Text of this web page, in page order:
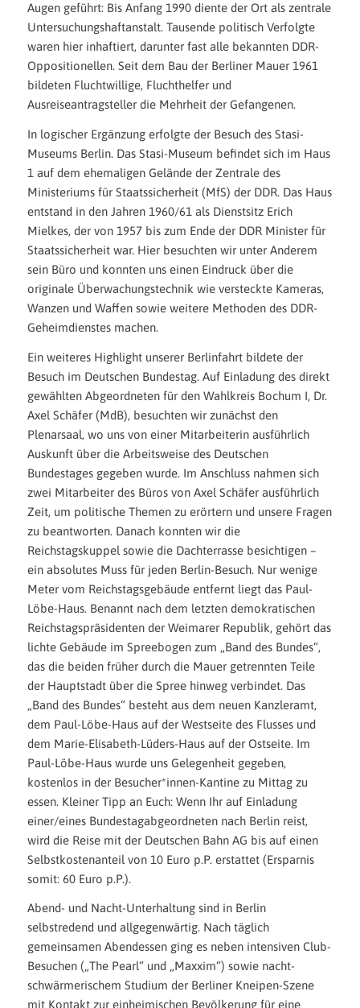
Augen geführt: Bis Anfang 1990 diente der Ort als zentrale
Untersuchungshaftanstalt. Tausende politisch Verfolgte
waren hier inhaftiert, darunter fast alle bekannten DDR-
Oppositionellen. Seit dem Bau der Berliner Mauer 1961
bildeten Fluchtwillige, Fluchthelfer und
Ausreiseantragsteller die Mehrheit der Gefangenen.
In logischer Ergänzung erfolgte der Besuch des Stasi-
Museums Berlin. Das Stasi-Museum befindet sich im Haus
1 auf dem ehemaligen Gelände der Zentrale des
Ministeriums für Staatssicherheit (MfS) der DDR. Das Haus
entstand in den Jahren 1960/61 als Dienstsitz Erich
Mielkes, der von 1957 bis zum Ende der DDR Minister für
Staatssicherheit war. Hier besuchten wir unter Anderem
sein Büro und konnten uns einen Eindruck über die
originale Überwachungstechnik wie versteckte Kameras,
Wanzen und Waffen sowie weitere Methoden des DDR-
Geheimdienstes machen.
Ein weiteres Highlight unserer Berlinfahrt bildete der
Besuch im Deutschen Bundestag. Auf Einladung des direkt
gewählten Abgeordneten für den Wahlkreis Bochum I, Dr.
Axel Schäfer (MdB), besuchten wir zunächst den
Plenarsaal, wo uns von einer Mitarbeiterin ausführlich
Auskunft über die Arbeitsweise des Deutschen
Bundestages gegeben wurde. Im Anschluss nahmen sich
zwei Mitarbeiter des Büros von Axel Schäfer ausführlich
Zeit, um politische Themen zu erörtern und unsere Fragen
zu beantworten. Danach konnten wir die
Reichstagskuppel sowie die Dachterrasse besichtigen –
ein absolutes Muss für jeden Berlin-Besuch. Nur wenige
Meter vom Reichstagsgebäude entfernt liegt das Paul-
Löbe-Haus. Benannt nach dem letzten demokratischen
Reichstagspräsidenten der Weimarer Republik, gehört das
lichte Gebäude im Spreebogen zum „Band des Bundes“,
das die beiden früher durch die Mauer getrennten Teile
der Hauptstadt über die Spree hinweg verbindet. Das
„Band des Bundes“ besteht aus dem neuen Kanzleramt,
dem Paul-Löbe-Haus auf der Westseite des Flusses und
dem Marie-Elisabeth-Lüders-Haus auf der Ostseite. Im
Paul-Löbe-Haus wurde uns Gelegenheit gegeben,
kostenlos in der Besucher*innen-Kantine zu Mittag zu
essen. Kleiner Tipp an Euch: Wenn Ihr auf Einladung
einer/eines Bundestagabgeordneten nach Berlin reist,
wird die Reise mit der Deutschen Bahn AG bis auf einen
Selbstkostenanteil von 10 Euro p.P. erstattet (Ersparnis
somit: 60 Euro p.P.).
Abend- und Nacht-Unterhaltung sind in Berlin
selbstredend und allgegenwärtig. Nach täglich
gemeinsamen Abendessen ging es neben intensiven Club-
Besuchen („The Pearl“ und „Maxxim“) sowie nacht-
schwärmerischem Studium der Berliner Kneipen-Szene
mit Kontakt zur einheimischen Bevölkerung für eine